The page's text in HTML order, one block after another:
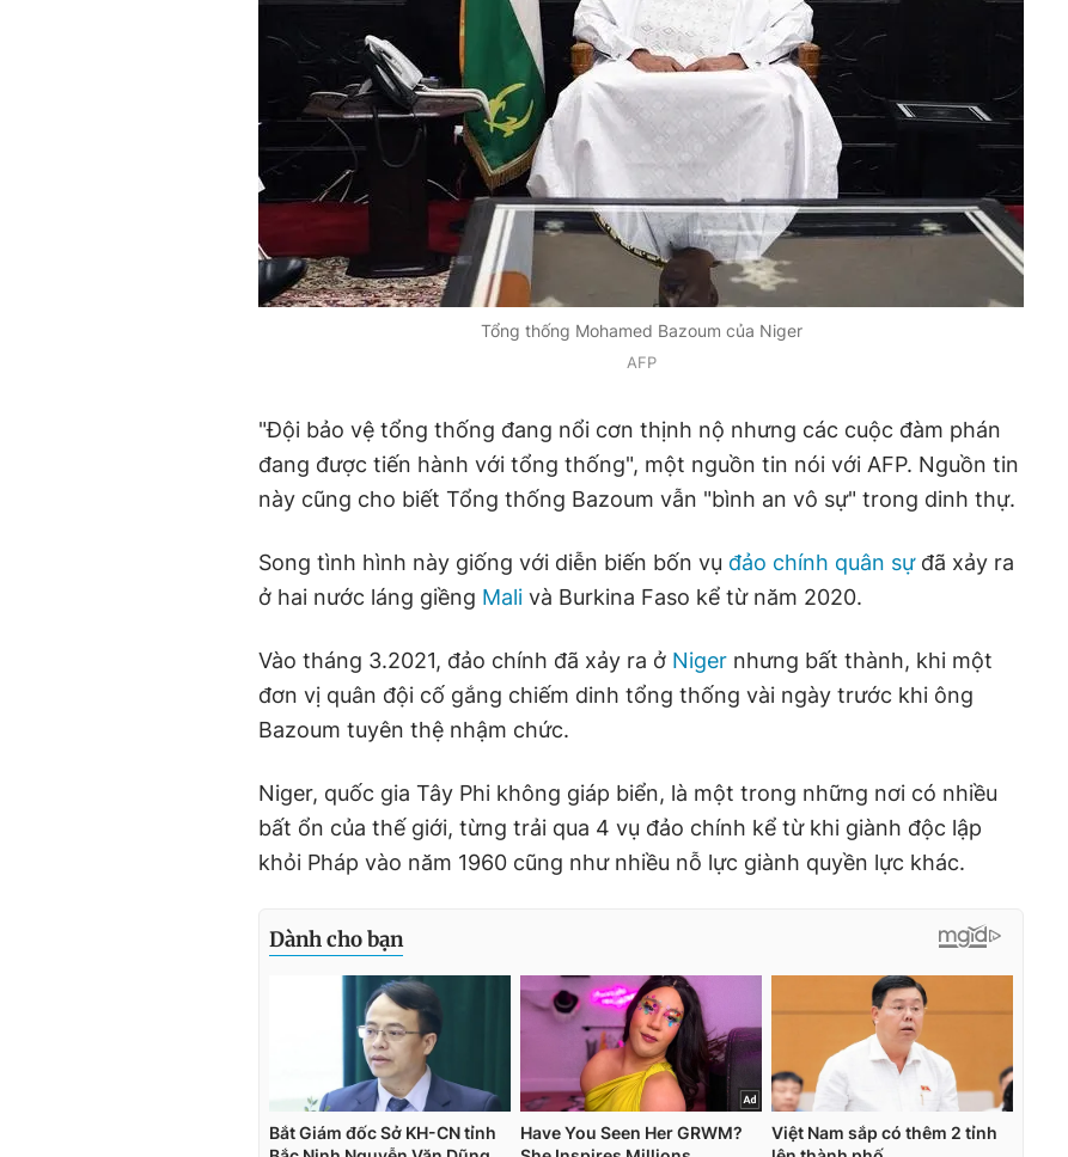
Tổng thống Mohamed Bazoum của Niger
AFP
"Đội bảo vệ tổng thống đang nổi cơn thịnh nộ nhưng các cuộc đàm phán
đang được tiến hành với tổng thống", một nguồn tin nói với AFP. Nguồn tin
này cũng cho biết Tổng thống Bazoum vẫn "bình an vô sự" trong dinh thự.
Song tình hình này giống với diễn biến bốn vụ đảo chính quân sựđã xảy ra
ở hai nước láng giềng Mali và Burkina Faso kể từ năm 2020.
Vào tháng 3.2021, đảo chính đã xảy ra ở Niger nhưng bất thành, khi một
đơn vị quân đội cố gắng chiếm dinh tổng thống vài ngày trước khi ông
Bazoum tuyên thệ nhậm chức.
Niger, quốc gia Tây Phi không giáp biển, là một trong những nơi có nhiều
bất ổn của thế giới, từng trải qua 4 vụ đảo chính kể từ khi giành độc lập
khỏi Pháp vào năm 1960 cũng như nhiều nỗ lực giành quyền lực khác.